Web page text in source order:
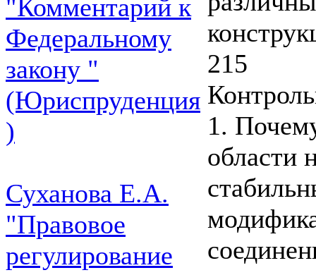
"Комментарий к
Федеральному
закону "
(Юриспруденция
)
Суханова Е.А.
"Правовое
регулирование
215
1.
области